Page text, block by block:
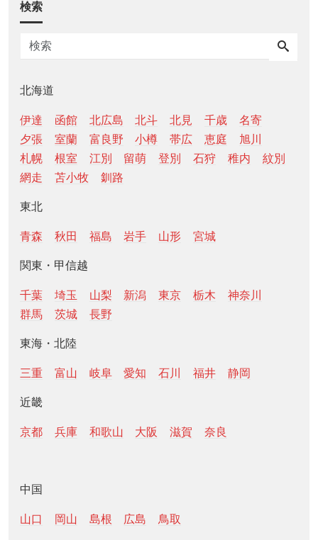
検索
北海道
伊達 函館 北広島 北斗 北見 千歳
名寄
夕張
室蘭 富良野 小樽 帯広 恵庭
旭川
札幌
根室 江別 留萌 登別 石狩 稚内
紋別
網走
苫小牧 釧路
東北
青森 秋田 福島 岩手 山形 宮城
関東・甲信越
千葉 埼玉 山梨 新潟 東京 栃木
神奈川
群馬
茨城 長野
東海・北陸
三重 富山 岐阜 愛知 石川 福井 静岡
近畿
京都 兵庫 和歌山 大阪 滋賀 奈良
中国
山口 岡山 島根 広島 鳥取